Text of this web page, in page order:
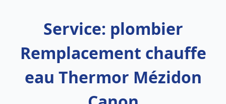
Service: plombier
Remplacement chauffe
eau Thermor Mézidon